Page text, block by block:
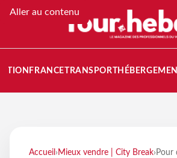
Aller au contenu
FRANCETRANSPORT
Accueil › Mieux vendre | City Break› Pour